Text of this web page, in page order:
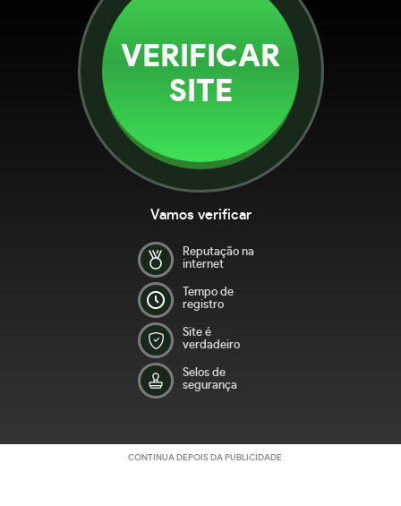
VERIFICAR
SITE
Vamos verificar
Reputação na
internet
Tempo de
registro
Site é
verdadeiro
Selos de
segurança
CONTINUA DEPOIS DA PUBLICIDADE